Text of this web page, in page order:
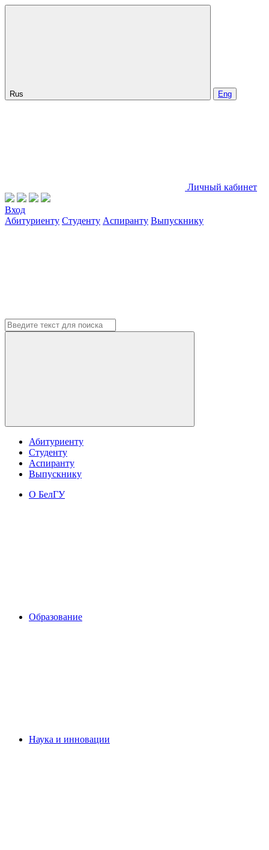
Rus Eng
Личный кабинет
Вход
Абитуриенту Студенту Аспиранту Выпускнику
Абитуриенту
Студенту
Аспиранту
Выпускнику
О БелГУ
Образование
Наука и инновации